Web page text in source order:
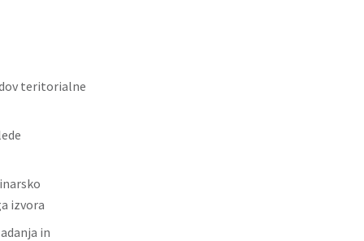
teritorialne
izvora
in